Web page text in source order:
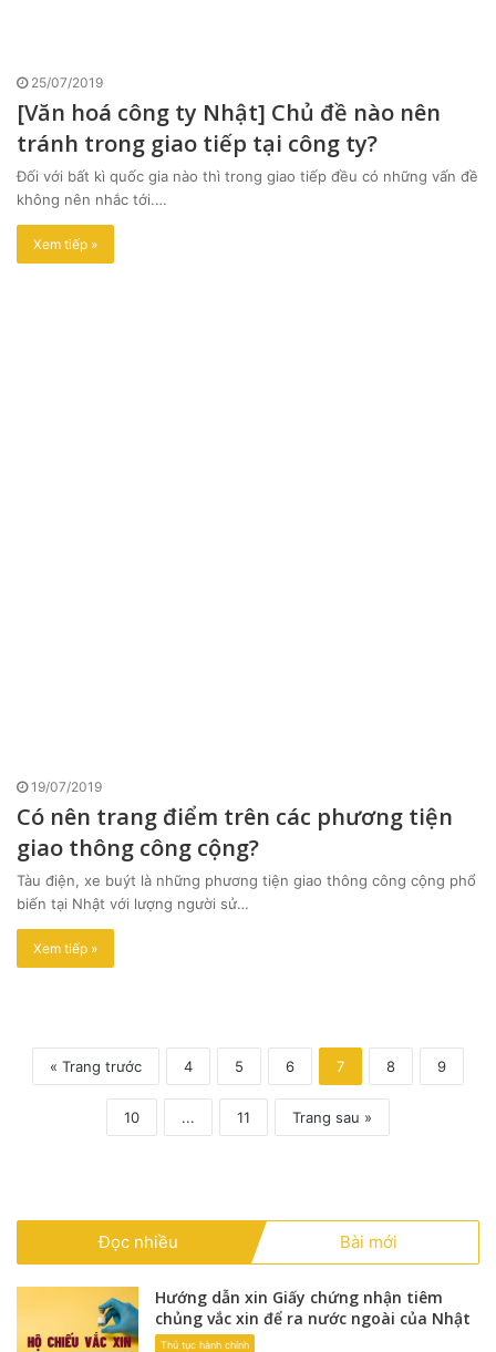
25/07/2019
[Văn hoá công ty Nhật] Chủ đề nào nên
tránh trong giao tiếp tại công ty?
Đối với bất kì quốc gia nào thì trong giao tiếp đều có những vấn đề
không nên nhắc tới.…
Xem tiếp »
19/07/2019
Có nên trang điểm trên các phương tiện
giao thông công cộng?
Tàu điện, xe buýt là những phương tiện giao thông công cộng phổ
biến tại Nhật với lượng người sử…
Xem tiếp »
« Trang trước 4 5 6 7 8 9
10 ... 11 Trang sau »
Đọc nhiều Bài mới
Hướng dẫn xin Giấy chứng nhận tiêm
chủng vắc xin để ra nước ngoài của Nhật
Thủ tục hành chính